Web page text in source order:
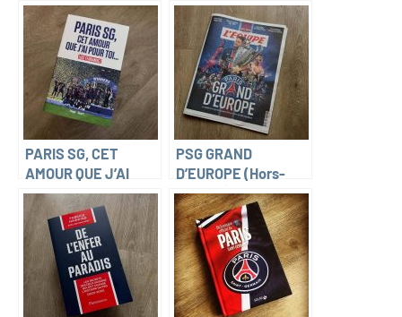
PARIS SG, CET
AMOUR QUE J’AI
POUR TOI (Luis
Fernandez)
PSG GRAND
D’EUROPE (Hors-
série L’Équipe)